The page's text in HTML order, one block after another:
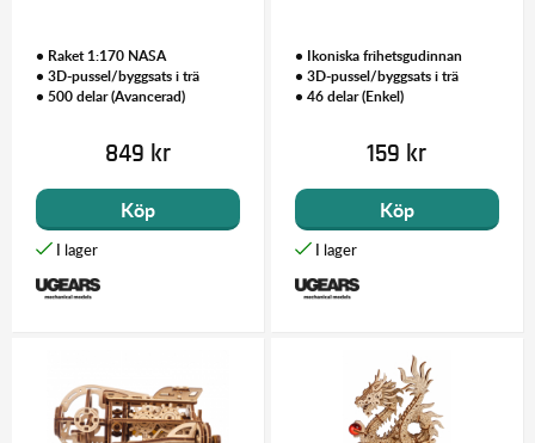
• Raket 1:170 NASA
• 3D-pussel/byggsats i trä
• 500 delar (Avancerad)
849 kr
Köp
• Ikoniska frihetsgudinnan
• 3D-pussel/byggsats i trä
• 46 delar (Enkel)
159 kr
Köp